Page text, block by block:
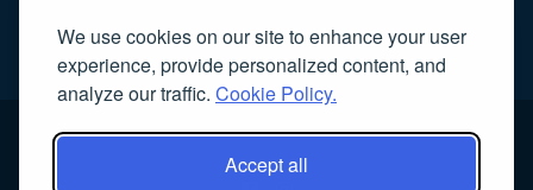
We use cookies on our site to enhance your user
experience, provide personalized content, and
analyze our traffic. Cookie Policy.
Accept all